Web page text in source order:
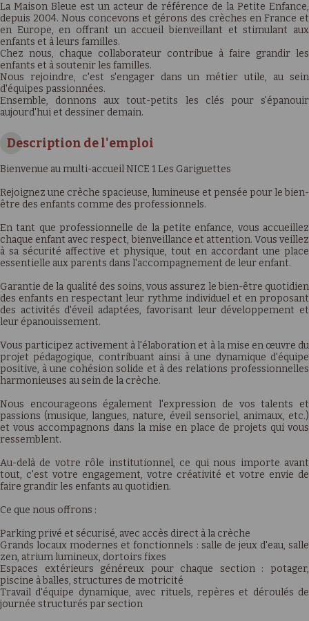
La Maison Bleue est un acteur de référence de la Petite Enfance,
depuis 2004. Nous concevons et gérons des crèches en France et
en Europe, en offrant un accueil bienveillant et stimulant aux
enfants et à leurs familles.
Chez nous, chaque collaborateur contribue à faire grandir les
enfants et à soutenir les familles.
Nous rejoindre, c'est s'engager dans un métier utile, au sein
d'équipes passionnées.
Ensemble, donnons aux tout-petits les clés pour s'épanouir
aujourd'hui et dessiner demain.
Description de l'emploi
Bienvenue au multi-accueil NICE 1 Les Gariguettes
Rejoignez une crèche spacieuse, lumineuse et pensée pour le bien-
être des enfants comme des professionnels.
En tant que professionnelle de la petite enfance, vous accueillez
chaque enfant avec respect, bienveillance et attention. Vous veillez
à sa sécurité affective et physique, tout en accordant une place
essentielle aux parents dans l'accompagnement de leur enfant.
Garantie de la qualité des soins, vous assurez le bien-être quotidien
des enfants en respectant leur rythme individuel et en proposant
des activités d'éveil adaptées, favorisant leur développement et
leur épanouissement.
Vous participez activement à l'élaboration et à la mise en œuvre du
projet pédagogique, contribuant ainsi à une dynamique d'équipe
positive, à une cohésion solide et à des relations professionnelles
harmonieuses au sein de la crèche.
Nous encourageons également l'expression de vos talents et
passions (musique, langues, nature, éveil sensoriel, animaux, etc.)
et vous accompagnons dans la mise en place de projets qui vous
ressemblent.
Au-delà de votre rôle institutionnel, ce qui nous importe avant
tout, c'est votre engagement, votre créativité et votre envie de
faire grandir les enfants au quotidien.
Ce que nous offrons :
Parking privé et sécurisé, avec accès direct à la crèche
Grands locaux modernes et fonctionnels : salle de jeux d'eau, salle
zen, atrium lumineux, dortoirs fixes
Espaces extérieurs généreux pour chaque section : potager,
piscine à balles, structures de motricité
Travail d'équipe dynamique, avec rituels, repères et déroulés de
journée structurés par section